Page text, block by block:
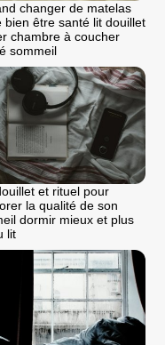
changer de matelas
bien être santé lit douillet
chambre à coucher
sommeil
et rituel pour
la qualité de son
dormir mieux et plus
lit